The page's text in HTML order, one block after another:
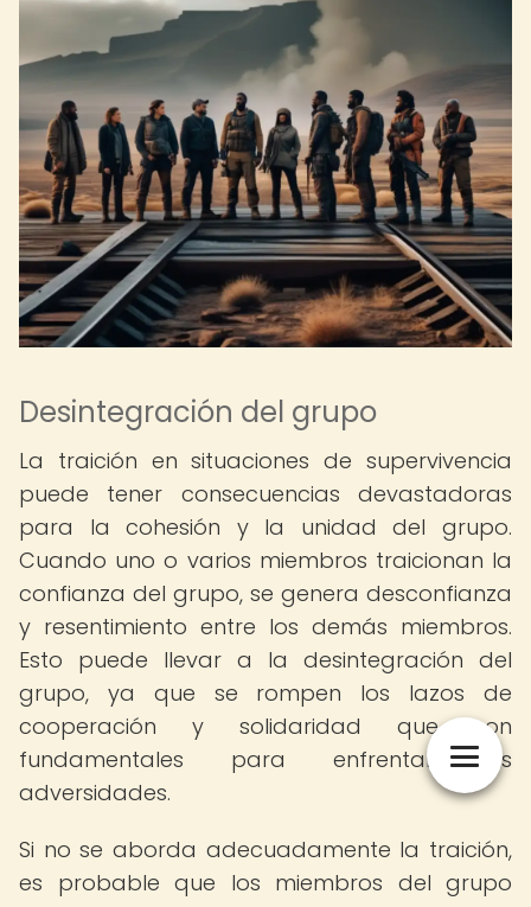
Desintegración del grupo
La traición en situaciones de supervivencia
puede tener consecuencias devastadoras
para la cohesión y la unidad del grupo.
Cuando uno o varios miembros traicionan la
confianza del grupo, se genera desconfianza
y resentimiento entre los demás miembros.
Esto puede llevar a la desintegración del
grupo, ya que se rompen los lazos de
cooperación y solidaridad que son
fundamentales para enfrentar las
adversidades.
Si no se aborda adecuadamente la traición,
es probable que los miembros del grupo